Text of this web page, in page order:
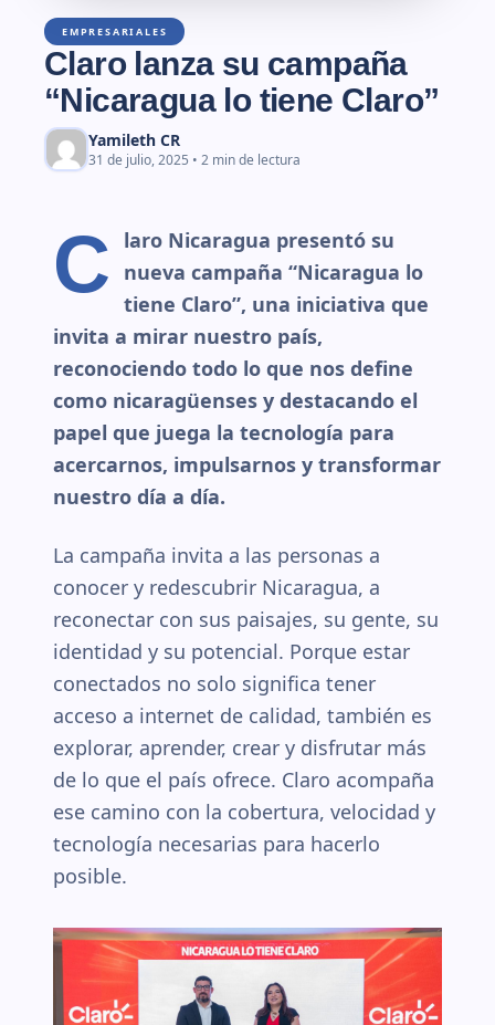
EMPRESARIALES
Claro lanza su campaña
“Nicaragua lo tiene Claro”
Yamileth CR
31 de julio, 2025 • 2 min de lectura
C
laro Nicaragua presentó su
nueva campaña “Nicaragua lo
tiene Claro”, una iniciativa que
invita a mirar nuestro país,
reconociendo todo lo que nos define
como nicaragüenses y destacando el
papel que juega la tecnología para
acercarnos, impulsarnos y transformar
nuestro día a día.
La campaña invita a las personas a
conocer y redescubrir Nicaragua, a
reconectar con sus paisajes, su gente, su
identidad y su potencial. Porque estar
conectados no solo significa tener
acceso a internet de calidad, también es
explorar, aprender, crear y disfrutar más
de lo que el país ofrece. Claro acompaña
ese camino con la cobertura, velocidad y
tecnología necesarias para hacerlo
posible.